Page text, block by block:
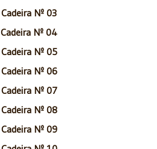
Cadeira Nº 03
Cadeira Nº 04
Cadeira Nº 05
Cadeira Nº 06
Cadeira Nº 07
Cadeira Nº 08
Cadeira Nº 09